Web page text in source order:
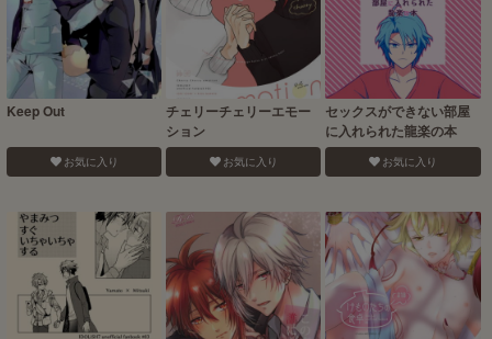
Keep Out
お気に入り
チェリーチェリーエモー
ション
お気に入り
セックスができない部屋
に入れられた龍楽の本
お気に入り